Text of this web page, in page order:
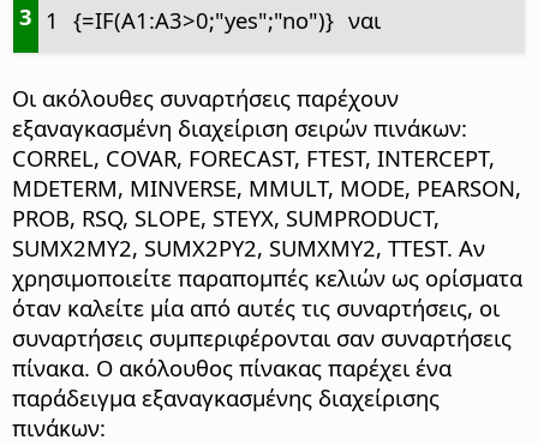
3 1 {=IF(A1:A3>0;"yes";"no")} ναι
Οι ακόλουθες συναρτήσεις παρέχουν
εξαναγκασμένη διαχείριση σειρών πινάκων:
CORREL, COVAR, FORECAST, FTEST, INTERCEPT,
MDETERM, MINVERSE, MMULT, MODE, PEARSON,
PROB, RSQ, SLOPE, STEYX, SUMPRODUCT,
SUMX2MY2, SUMX2PY2, SUMXMY2, TTEST. Αν
χρησιμοποιείτε παραπομπές κελιών ως ορίσματα
όταν καλείτε μία από αυτές τις συναρτήσεις, οι
συναρτήσεις συμπεριφέρονται σαν συναρτήσεις
πίνακα. Ο ακόλουθος πίνακας παρέχει ένα
παράδειγμα εξαναγκασμένης διαχείρισης
πινάκων: